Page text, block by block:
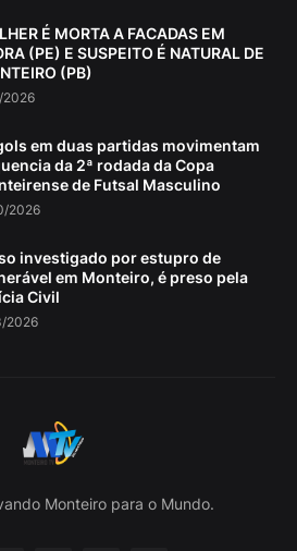
É MORTA A FACADAS EM
(PE) E SUSPEITO É NATURAL DE
(PB)
2026
em duas partidas movimentam
da 2ª rodada da Copa
de Futsal Masculino
2026
investigado por estupro de
em Monteiro, é preso pela
Civil
2026
Monteiro para o Mundo.